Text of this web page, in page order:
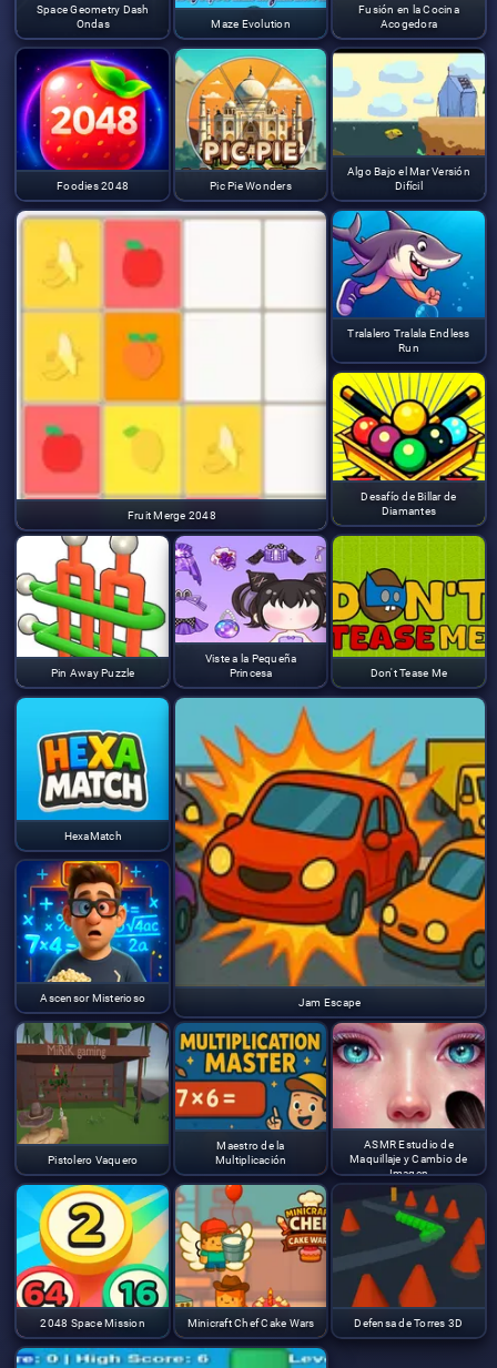
Space Geometry Dash
Ondas
Maze Evolution
Fusión en la Cocina
Acogedora
Foodies 2048 Pic Pie Wonders
Fruit Merge 2048
Algo Bajo el Mar Versión
Difícil
Tralalero Tralala Endless
Run
Desafío de Billar de
Diamantes
Pin Away Puzzle
Viste a la Pequeña
Princesa
Don't Tease Me
HexaMatch
Jam Escape
Ascensor Misterioso
Pistolero Vaquero
Maestro de la
Multiplicación
ASMR Estudio de
Maquillaje y Cambio de
Imagen
2048 Space Mission Minicraft Chef Cake Wars Defensa de Torres 3D